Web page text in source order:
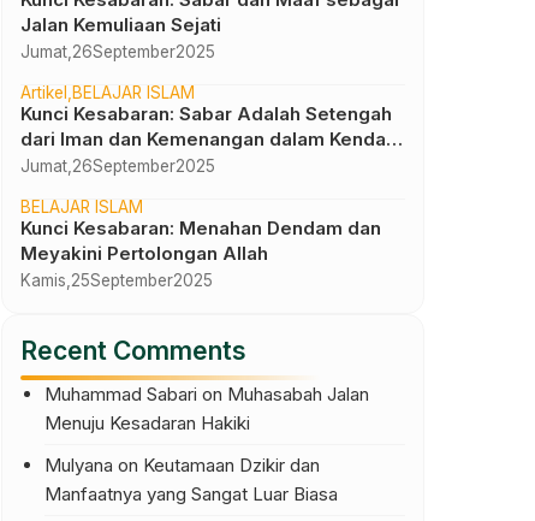
Jalan Kemuliaan Sejati
Jumat, 26September2025
Artikel BELAJAR ISLAM
Kunci Kesabaran: Sabar Adalah Setengah
dari Iman dan Kemenangan dalam Kendali
Diri
Jumat, 26September2025
BELAJAR ISLAM
Kunci Kesabaran: Menahan Dendam dan
Meyakini Pertolongan Allah
Kamis, 25September2025
Recent Comments
Muhammad Sabari on Muhasabah Jalan
Menuju Kesadaran Hakiki
Mulyana on Keutamaan Dzikir dan
Manfaatnya yang Sangat Luar Biasa